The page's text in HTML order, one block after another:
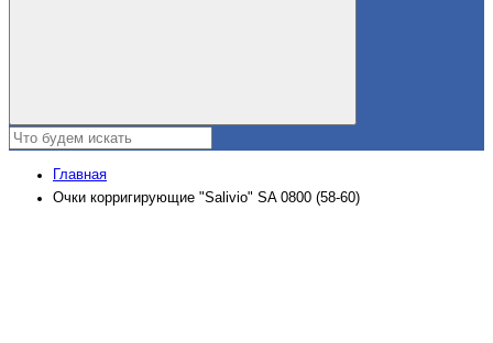
Главная
Очки корригирующие "Salivio" SA 0800 (58-60)